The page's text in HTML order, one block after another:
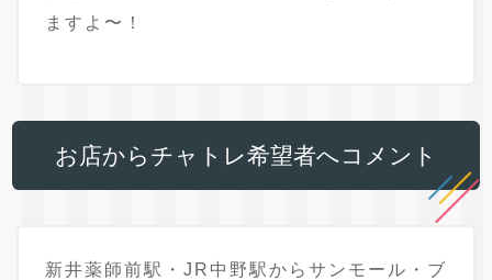
ますよ〜！
お店からチャトレ希望者へコメント
新井薬師前駅・JR中野駅からサンモール・ブ